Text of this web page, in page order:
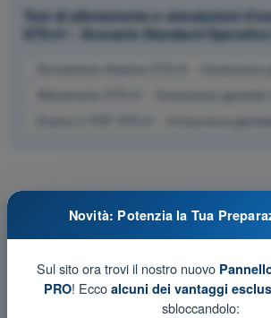
Test di allenamento e simulazioni
STS-01 - Scenario Standard
Simulazione d'esame STS-01 - Conoscenza
Allenamento STS-01 - Conoscenza generale
Esame in PDF STS-01 - Conoscenza
Novità: Potenzia la Tua
Sul sito ora trovi il nostro nuovo
PRO! Ecco alcuni dei vantaggi
sbloccandolo: